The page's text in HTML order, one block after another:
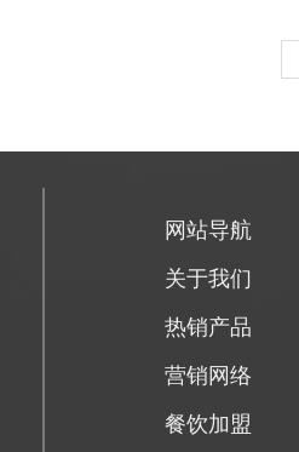
网站导航
关于我们
热销产品
营销网络
餐饮加盟